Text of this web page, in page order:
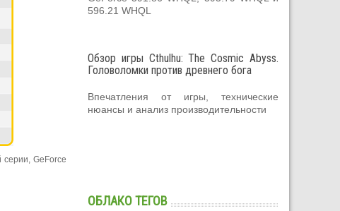
GeForce
596.21 WHQL
Обзор игры Cthulhu: The Cosmic Abyss.
Головоломки против древнего бога
Впечатления от игры, технические
нюансы и анализ производительности
ОБЛАКО ТЕГОВ